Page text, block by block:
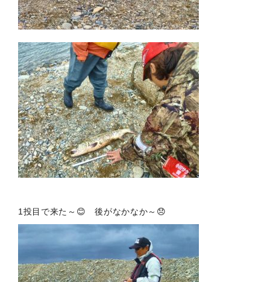
1投目で来た～😊 後がなかなか～😞